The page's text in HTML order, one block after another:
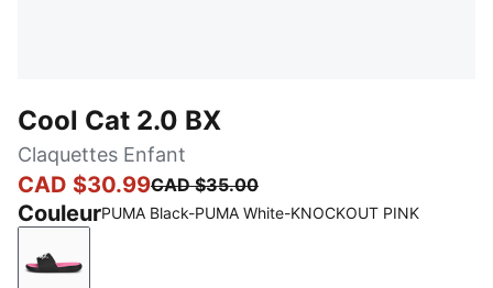
Cool Cat 2.0 BX
Claquettes Enfant
CAD $30.99CAD $35.00
CouleurPUMA Black-PUMA White-KNOCKOUT PINK
PUMA Black-PUMA White-KNOCKOUT PINK